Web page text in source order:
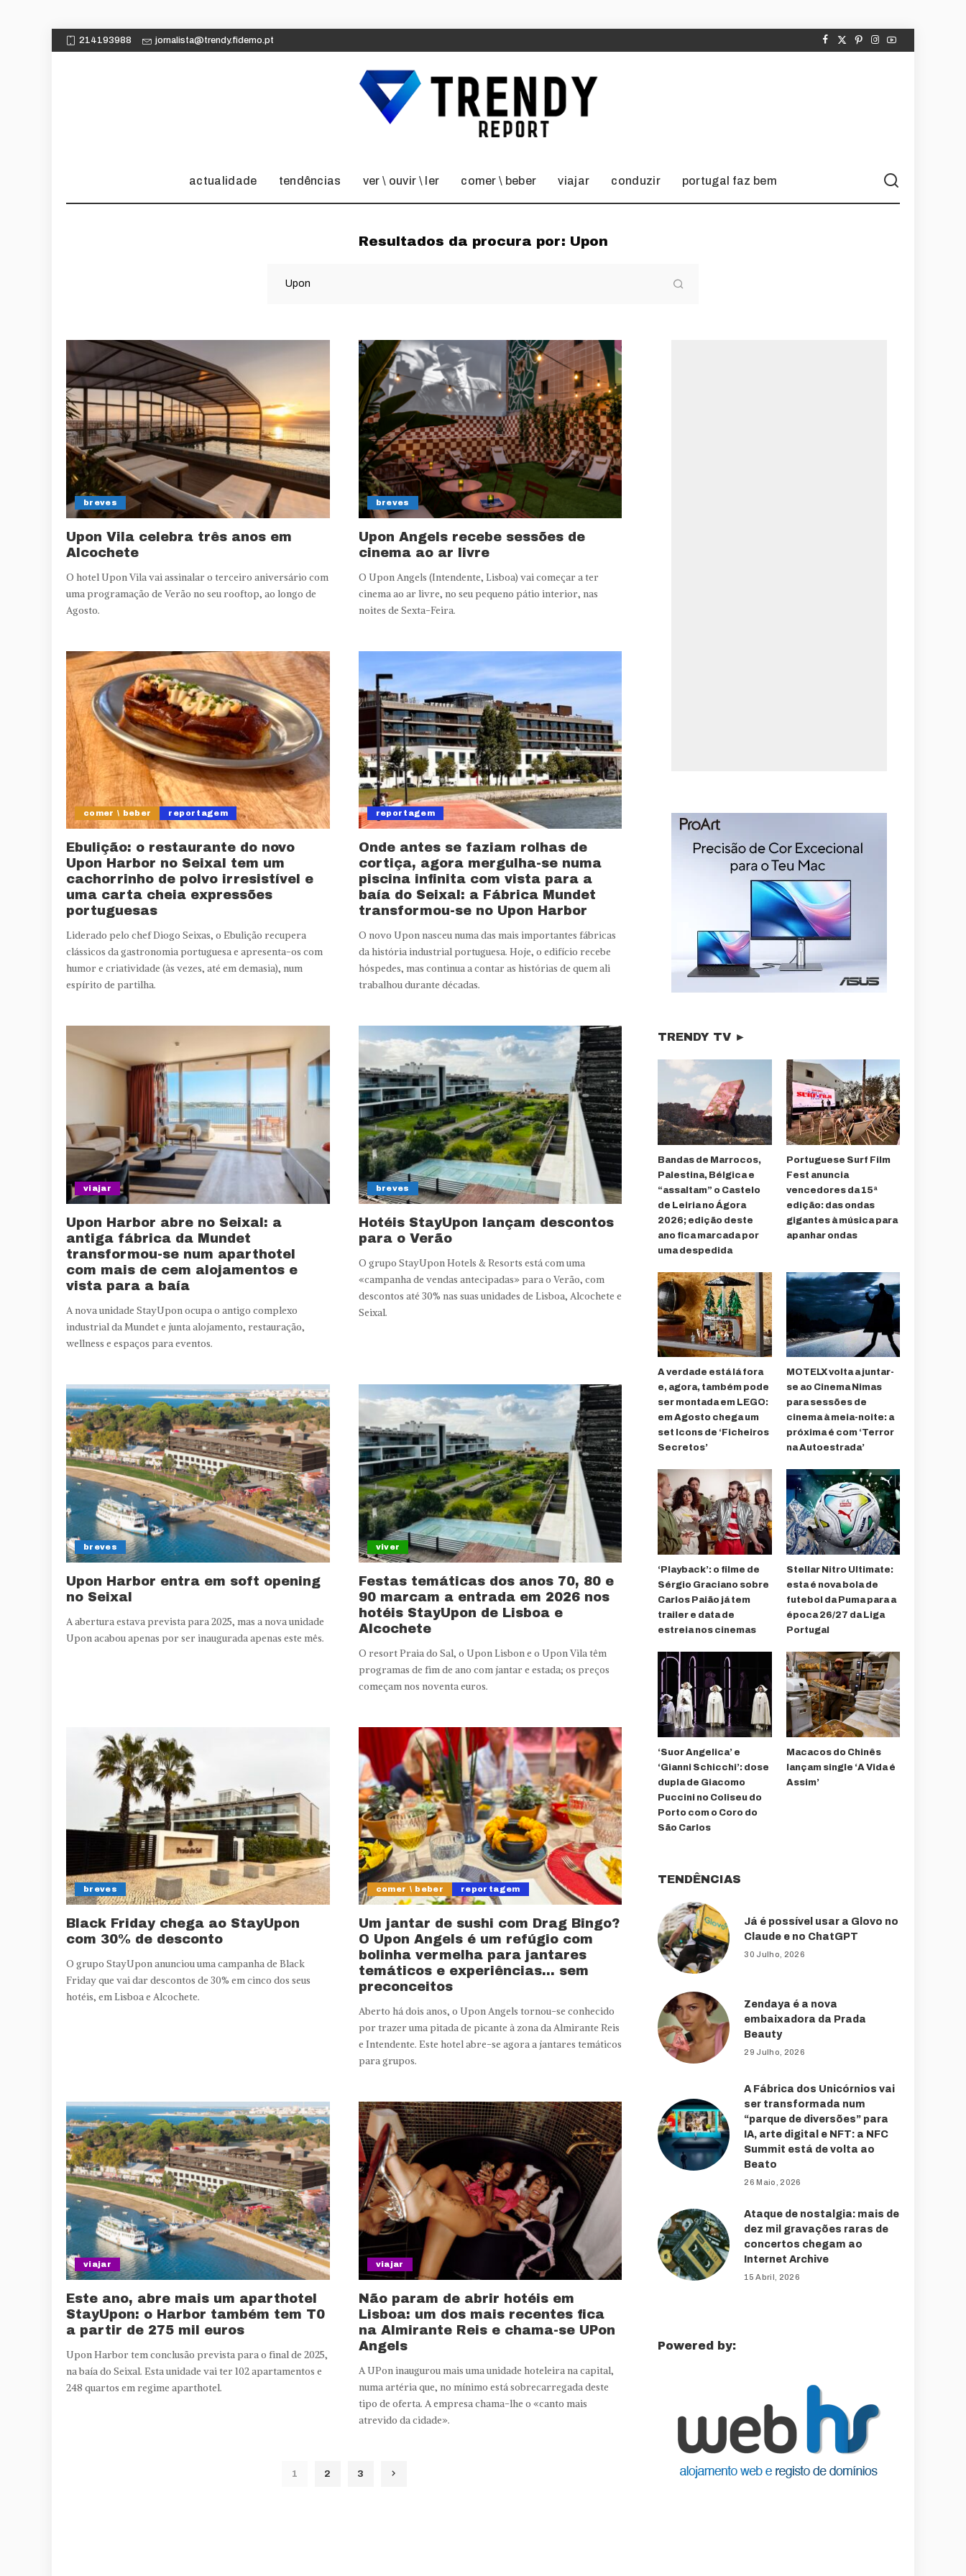
214193988 jornalista@trendy.fidemo.pt
actualidade tendências ver \ ouvir \ ler comer \ beber viajar conduzir portugal faz bem
Resultados da procura por: Upon
breves
Upon Vila celebra três anos em
Alcochete
O hotel Upon Vila vai assinalar o terceiro aniversário com
uma programação de Verão no seu rooftop, ao longo de
Agosto.
breves
Upon Angels recebe sessões de
cinema ao ar livre
O Upon Angels (Intendente, Lisboa) vai começar a ter
cinema ao ar livre, no seu pequeno pátio interior, nas
noites de Sexta-Feira.
comer \ beber reportagem
Ebulição: o restaurante do novo
Upon Harbor no Seixal tem um
cachorrinho de polvo irresistível e
uma carta cheia expressões
portuguesas
Liderado pelo chef Diogo Seixas, o Ebulição recupera
clássicos da gastronomia portuguesa e apresenta-os com
humor e criatividade (às vezes, até em demasia), num
espírito de partilha.
reportagem
Onde antes se faziam rolhas de
cortiça, agora mergulha-se numa
piscina infinita com vista para a
baía do Seixal: a Fábrica Mundet
transformou-se no Upon Harbor
O novo Upon nasceu numa das mais importantes fábricas
da história industrial portuguesa. Hoje, o edifício recebe
hóspedes, mas continua a contar as histórias de quem ali
trabalhou durante décadas.
viajar
Upon Harbor abre no Seixal: a
antiga fábrica da Mundet
transformou-se num aparthotel
com mais de cem alojamentos e
vista para a baía
A nova unidade StayUpon ocupa o antigo complexo
industrial da Mundet e junta alojamento, restauração,
wellness e espaços para eventos.
breves
Hotéis StayUpon lançam descontos
para o Verão
O grupo StayUpon Hotels & Resorts está com uma
«campanha de vendas antecipadas» para o Verão, com
descontos até 30% nas suas unidades de Lisboa, Alcochete e
Seixal.
breves
Upon Harbor entra em soft opening
no Seixal
A abertura estava prevista para 2025, mas a nova unidade
Upon acabou apenas por ser inaugurada apenas este mês.
viver
Festas temáticas dos anos 70, 80 e
90 marcam a entrada em 2026 nos
hotéis StayUpon de Lisboa e
Alcochete
O resort Praia do Sal, o Upon Lisbon e o Upon Vila têm
programas de fim de ano com jantar e estada; os preços
começam nos noventa euros.
breves
Black Friday chega ao StayUpon
com 30% de desconto
O grupo StayUpon anunciou uma campanha de Black
Friday que vai dar descontos de 30% em cinco dos seus
hotéis, em Lisboa e Alcochete.
comer \ beber reportagem
Um jantar de sushi com Drag Bingo?
O Upon Angels é um refúgio com
bolinha vermelha para jantares
temáticos e experiências… sem
preconceitos
Aberto há dois anos, o Upon Angels tornou-se conhecido
por trazer uma pitada de picante à zona da Almirante Reis
e Intendente. Este hotel abre-se agora a jantares temáticos
para grupos.
viajar
Este ano, abre mais um aparthotel
StayUpon: o Harbor também tem T0
a partir de 275 mil euros
Upon Harbor tem conclusão prevista para o final de 2025,
na baía do Seixal. Esta unidade vai ter 102 apartamentos e
248 quartos em regime aparthotel.
viajar
Não param de abrir hotéis em
Lisboa: um dos mais recentes fica
na Almirante Reis e chama-se UPon
Angels
A UPon inaugurou mais uma unidade hoteleira na capital,
numa artéria que, no mínimo está sobrecarregada deste
tipo de oferta. A empresa chama-lhe o «canto mais
atrevido da cidade».
1 2 3
TRENDY TV ►
Bandas de Marrocos,
Palestina, Bélgica e
“assaltam” o Castelo
de Leiria no Ágora
2026; edição deste
ano fica marcada por
uma despedida
Portuguese Surf Film
Fest anuncia
vencedores da 15ª
edição: das ondas
gigantes à música para
apanhar ondas
A verdade está lá fora
e, agora, também pode
ser montada em LEGO:
em Agosto chega um
set Icons de ‘Ficheiros
Secretos’
MOTELX volta a juntar-
se ao Cinema Nimas
para sessões de
cinema à meia-noite: a
próxima é com ‘Terror
na Autoestrada’
‘Playback’: o filme de
Sérgio Graciano sobre
Carlos Paião já tem
trailer e data de
estreia nos cinemas
Stellar Nitro Ultimate:
esta é nova bola de
futebol da Puma para a
época 26/27 da Liga
Portugal
‘Suor Angelica’ e
‘Gianni Schicchi’: dose
dupla de Giacomo
Puccini no Coliseu do
Porto com o Coro do
São Carlos
Macacos do Chinês
lançam single ‘A Vida é
Assim’
TENDÊNCIAS
Já é possível usar a Glovo no
Claude e no ChatGPT
30 Julho, 2026
Zendaya é a nova
embaixadora da Prada
Beauty
29 Julho, 2026
A Fábrica dos Unicórnios vai
ser transformada num
“parque de diversões” para
IA, arte digital e NFT: a NFC
Summit está de volta ao
Beato
26 Maio, 2026
Ataque de nostalgia: mais de
dez mil gravações raras de
concertos chegam ao
Internet Archive
15 Abril, 2026
Powered by: